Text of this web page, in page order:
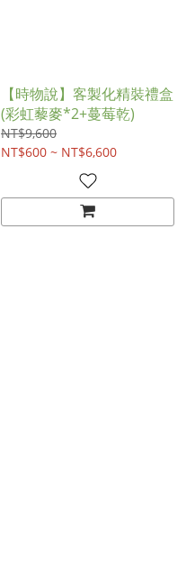
【時物說】客製化精裝禮盒
(彩虹藜麥*2+蔓莓乾)
NT$9,600
NT$600 ~ NT$6,600